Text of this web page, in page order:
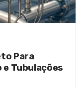
Para
e Tubulações